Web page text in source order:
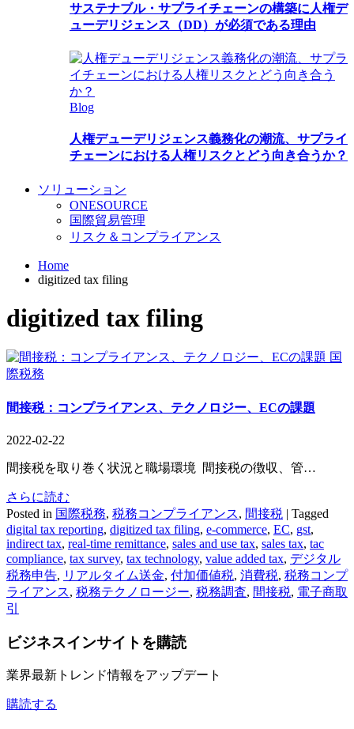
サステナブル・サプライチェーンの構築に人権デ
ューデリジェンス（DD）が必須である理由
Blog
人権デューデリジェンス義務化の潮流、サプライ
チェーンにおける人権リスクとどう向き合うか？
ソリューション
ONESOURCE
国際貿易管理
リスク＆コンプライアンス
Home
digitized tax filing
digitized tax filing
国
際税務
間接税：コンプライアンス、テクノロジー、ECの課題
2022-02-22
間接税を取り巻く状況と職場環境 間接税の徴収、管…
さらに読む
Posted in 国際税務, 税務コンプライアンス, 間接税 | Tagged
digital tax reporting, digitized tax filing, e-commerce, EC, gst,
indirect tax, real-time remittance, sales and use tax, sales tax, tac
compliance, tax survey, tax technology, value added tax, デジタル
税務申告, リアルタイム送金, 付加価値税, 消費税, 税務コンプ
ライアンス, 税務テクノロージー, 税務調査, 間接税, 電子商取
引
ビジネスインサイト を購読
業界最新トレンド情報をアップデート
購読する